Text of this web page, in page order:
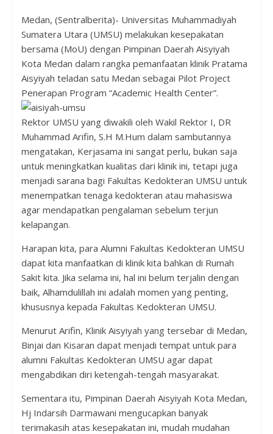
Medan, (Sentralberita)- Universitas Muhammadiyah
Sumatera Utara (UMSU) melakukan kesepakatan
bersama (MoU) dengan Pimpinan Daerah Aisyiyah
Kota Medan dalam rangka pemanfaatan klinik Pratama
Aisyiyah teladan satu Medan sebagai Pilot Project
Penerapan Program “Academic Health Center”.
Rektor UMSU yang diwakili oleh Wakil Rektor I, DR
Muhammad Arifin, S.H M.Hum dalam sambutannya
mengatakan, Kerjasama ini sangat perlu, bukan saja
untuk meningkatkan kualitas dari klinik ini, tetapi juga
menjadi sarana bagi Fakultas Kedokteran UMSU untuk
menempatkan tenaga kedokteran atau mahasiswa
agar mendapatkan pengalaman sebelum terjun
kelapangan.
Harapan kita, para Alumni Fakultas Kedokteran UMSU
dapat kita manfaatkan di klinik kita bahkan di Rumah
Sakit kita. Jika selama ini, hal ini belum terjalin dengan
baik, Alhamdulillah ini adalah momen yang penting,
khususnya kepada Fakultas Kedokteran UMSU.
Menurut Arifin, Klinik Aisyiyah yang tersebar di Medan,
Binjai dan Kisaran dapat menjadi tempat untuk para
alumni Fakultas Kedokteran UMSU agar dapat
mengabdikan diri ketengah-tengah masyarakat.
Sementara itu, Pimpinan Daerah Aisyiyah Kota Medan,
Hj Indarsih Darmawani mengucapkan banyak
terimakasih atas kesepakatan ini, mudah mudahan